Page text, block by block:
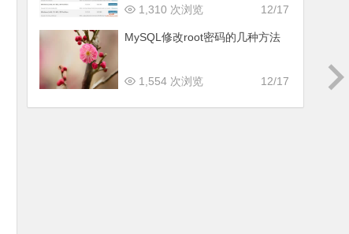
12/17
1,310 次浏览
MySQL修改root密码的几种方法
12/17
1,554 次浏览